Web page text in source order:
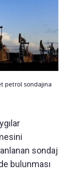
petrol sondajına
sondaj
bulunması